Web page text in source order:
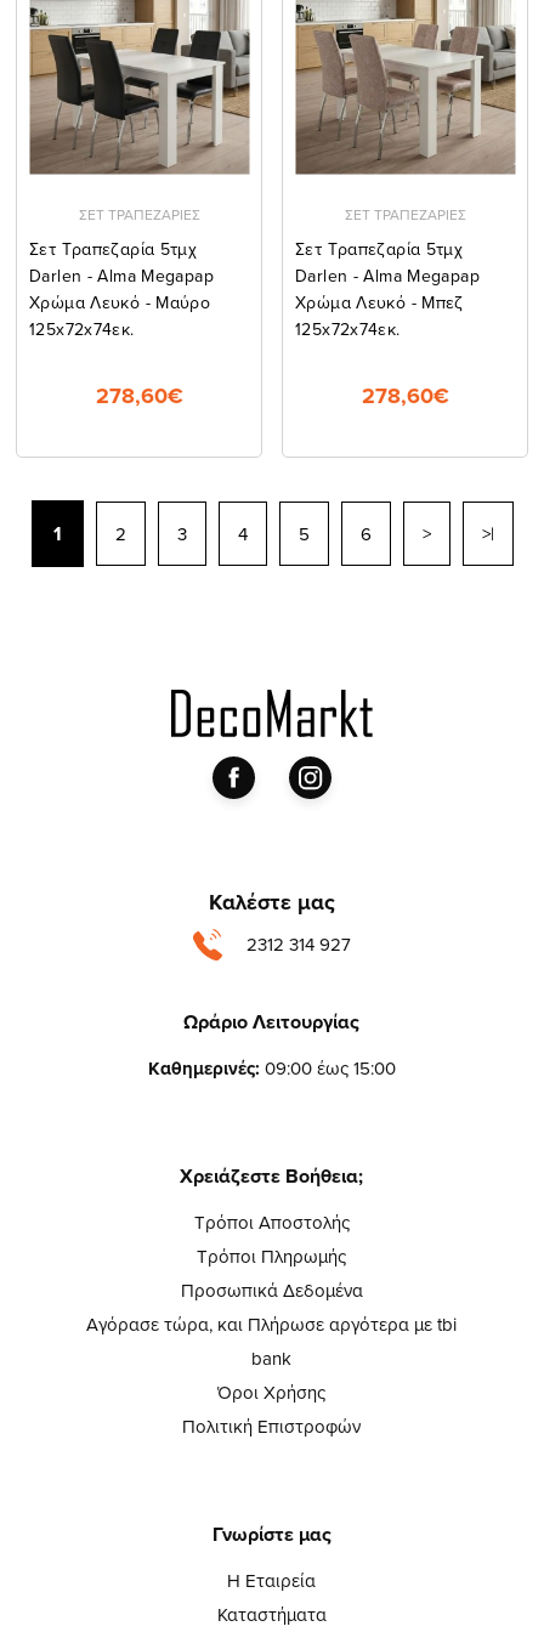
ΣΕΤ ΤΡΑΠΕΖΑΡΙΕΣ
Σετ Τραπεζαρία 5τμχ
Darlen - Alma Megapap
Χρώμα Λευκό - Μαύρο
125x72x74εκ.
278,60€
ΣΕΤ ΤΡΑΠΕΖΑΡΙΕΣ
Σετ Τραπεζαρία 5τμχ
Darlen - Alma Megapap
Χρώμα Λευκό - Μπεζ
125x72x74εκ.
278,60€
1 2 3 4 5 6 > >|
Καλέστε μας
2312 314 927
Ωράριο Λειτουργίας
Καθημερινές: 09:00 έως 15:00
Χρειάζεστε Βοήθεια;
Τρόποι Αποστολής
Τρόποι Πληρωμής
Προσωπικά Δεδομένα
Αγόρασε τώρα, και Πλήρωσε αργότερα με tbi
bank
Όροι Χρήσης
Πολιτική Επιστροφών
Γνωρίστε μας
Η Εταιρεία
Καταστήματα